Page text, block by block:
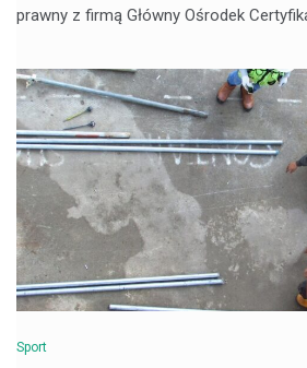
prawny z firmą Główny Ośrodek
Sport